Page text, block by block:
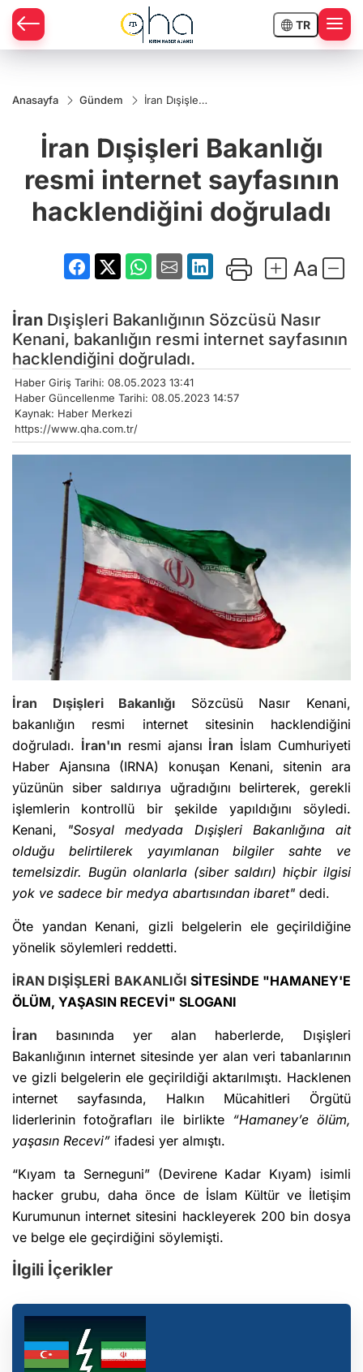
TR
Anasayfa Gündem
İran Dışişleri
internet
sayfasının
hacklendiğini
doğruladı
İran Dışişleri Bakanlığı
resmi internet sayfasının
hacklendiğini doğruladı
İran Dışişleri Bakanlığının Sözcüsü Nasır
Kenani, bakanlığın resmi internet sayfasının
hacklendiğini doğruladı.
Haber Giriş Tarihi: 08.05.2023 13:41
Haber Güncellenme Tarihi: 08.05.2023 14:57
Kaynak: Haber Merkezi
https://www.qha.com.tr/
İran Dışişleri Bakanlığı Sözcüsü Nasır Kenani,
bakanlığın resmi internet sitesinin hacklendiğini
doğruladı. İran'ın resmi ajansı İran İslam Cumhuriyeti
Haber Ajansına (IRNA) konuşan Kenani, sitenin ara
yüzünün siber saldırıya uğradığını belirterek, gerekli
işlemlerin kontrollü bir şekilde yapıldığını söyledi.
Kenani, "Sosyal medyada Dışişleri Bakanlığına ait
olduğu belirtilerek yayımlanan bilgiler sahte ve
temelsizdir. Bugün olanlarla (siber saldırı) hiçbir ilgisi
yok ve sadece bir medya abartısından ibaret" dedi.
Öte yandan Kenani, gizli belgelerin ele geçirildiğine
yönelik söylemleri reddetti.
İRAN DIŞİŞLERİ BAKANLIĞI SİTESİNDE "HAMANEY'E
ÖLÜM, YAŞASIN RECEVİ" SLOGANI
İran basınında yer alan haberlerde, Dışişleri
Bakanlığının internet sitesinde yer alan veri tabanlarının
ve gizli belgelerin ele geçirildiği aktarılmıştı. Hacklenen
internet sayfasında, Halkın Mücahitleri Örgütü
liderlerinin fotoğrafları ile birlikte “Hamaney’e ölüm,
yaşasın Recevi” ifadesi yer almıştı.
“Kıyam ta Serneguni” (Devirene Kadar Kıyam) isimli
hacker grubu, daha önce de İslam Kültür ve İletişim
Kurumunun internet sitesini hackleyerek 200 bin dosya
ve belge ele geçirdiğini söylemişti.
İlgili İçerikler